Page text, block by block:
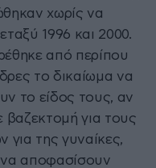
χωρίς να
1996 και 2000.
από περίπου
το δικαίωμα να
το είδος τους, αν
βαζεκτομή για τους
για της γυναίκες,
να αποφασίσουν